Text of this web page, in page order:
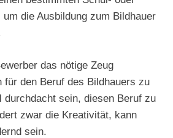
die Ausbildung zum Bildhauer
das nötige Zeug
für den Beruf des Bildhauers zu
durchdacht sein, diesen Beruf zu
zwar die Kreativität, kann
sein.